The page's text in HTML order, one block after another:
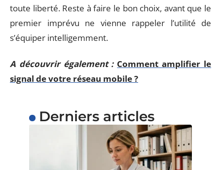
toute liberté. Reste à faire le bon choix, avant que le
premier imprévu ne vienne rappeler l’utilité de
s’équiper intelligemment.
A découvrir également : Comment amplifier le
signal de votre réseau mobile ?
Derniers articles